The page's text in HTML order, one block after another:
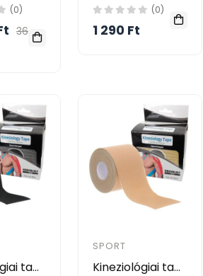
(0)
36
(0)
1 290 Ft
Kineziológiai tapasz, Fekete, 5 cm x 5 m
SPORT
Kineziológiai tapasz, bézs, 5 cm x 5 m